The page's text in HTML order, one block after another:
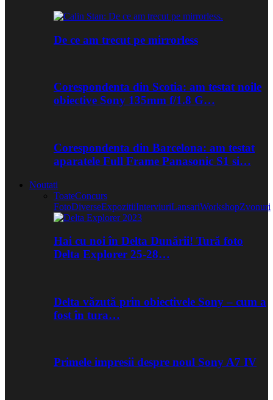
De ce am trecut pe mirrorless
Corespondenta din Scotia: am testat noile
obiective Sony 135mm f/1.8 G…
Corespondenta din Barcelona: am testat
aparatele Full Frame Panasonic S1 si…
Noutati
ToateConcurs
FotoDiverseExpozitiiInterviuriLansariWorkshopZvonuri
Hai cu noi în Delta Dunării! Tură foto
Delta Explorer 25-28…
Delta văzută prin obiectivele Sony – cum a
fost în tura…
Primele impresii despre noul Sony A7 IV